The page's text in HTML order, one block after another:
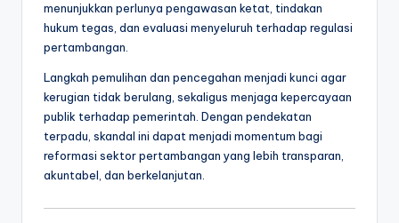
menunjukkan perlunya pengawasan ketat, tindakan
hukum tegas, dan evaluasi menyeluruh terhadap regulasi
pertambangan.
Langkah pemulihan dan pencegahan menjadi kunci agar
kerugian tidak berulang, sekaligus menjaga kepercayaan
publik terhadap pemerintah. Dengan pendekatan
terpadu, skandal ini dapat menjadi momentum bagi
reformasi sektor pertambangan yang lebih transparan,
akuntabel, dan berkelanjutan.